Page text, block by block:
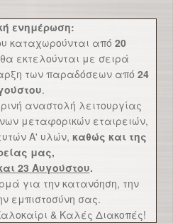
ενημέρωση:
καταχωρούνται από 20
εκτελούνται με σειρά
των παραδόσεων από 24
.
αναστολή λειτουργίας
μεταφορικών εταιρειών,
Α' υλών, καθώς και της
μας,
23 Αυγούστου.
για την κατανόηση, την
εμπιστοσύνη σας.
& Καλές Διακοπές!